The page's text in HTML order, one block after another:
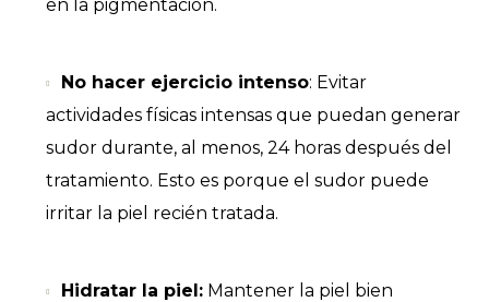
en la pigmentación.
No hacer ejercicio intenso: Evitar
actividades físicas intensas que puedan generar
sudor durante, al menos, 24 horas después del
tratamiento. Esto es porque el sudor puede
irritar la piel recién tratada.
Hidratar la piel: Mantener la piel bien